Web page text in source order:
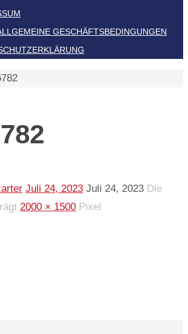
GESCHÄFTSBEDINGUNGEN
Juli 24, 2023 Juli 24, 2023 Die
2000 × 1500 Pixel